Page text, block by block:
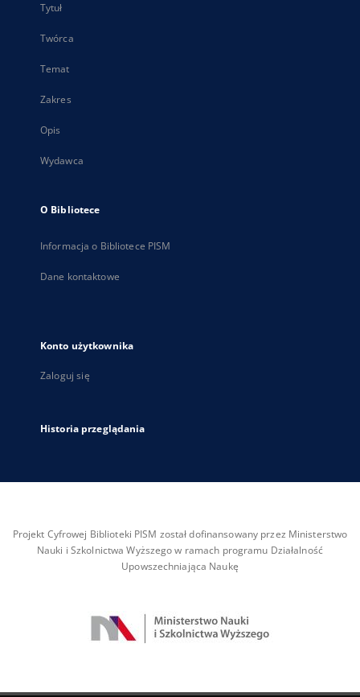
Tytuł
Twórca
Temat
Zakres
Opis
Wydawca
O Bibliotece
Informacja o Bibliotece PISM
Dane kontaktowe
Konto użytkownika
Zaloguj się
Historia przeglądania
Projekt Cyfrowej Biblioteki PISM został dofinansowany przez Ministerstwo
Nauki i Szkolnictwa Wyższego w ramach programu Działalność
Upowszechniająca Naukę